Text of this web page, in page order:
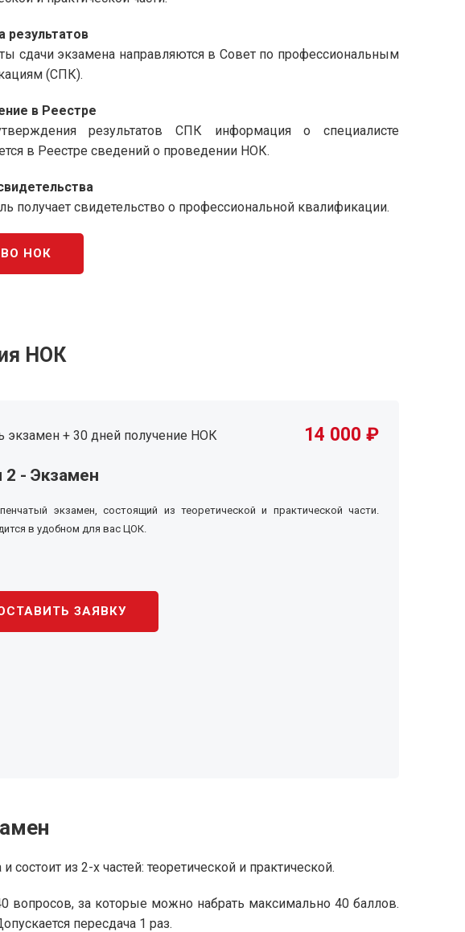
результатов
сдачи экзамена направляются в Совет по профессиональным
(СПК).
в Реестре
результатов СПК информация о специалисте
в Реестре сведений о проведении НОК.
получает свидетельство о профессиональной квалификации.
НОК
НОК
экзамен + 30 дней получение НОК 14 000 ₽
2 - Экзамен
экзамен, состоящий из теоретической и практической части.
в удобном для вас ЦОК.
ЗАЯВКУ
из 2-х частей: теоретической и практической.
вопросов, за которые можно набрать максимально 40 баллов.
пересдача 1 раз.